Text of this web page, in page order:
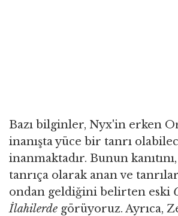
Bazı bilginler, Nyx'in erken
inanışta yüce bir tanrı
inanmaktadır. Bunun
tanrıça olarak anan ve
ondan geldiğini belirten eski
İlahilerde görüyoruz. Ayrıca,